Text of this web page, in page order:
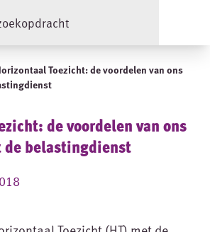
Toezicht: de voordelen van ons
de voordelen van ons
de belastingdienst